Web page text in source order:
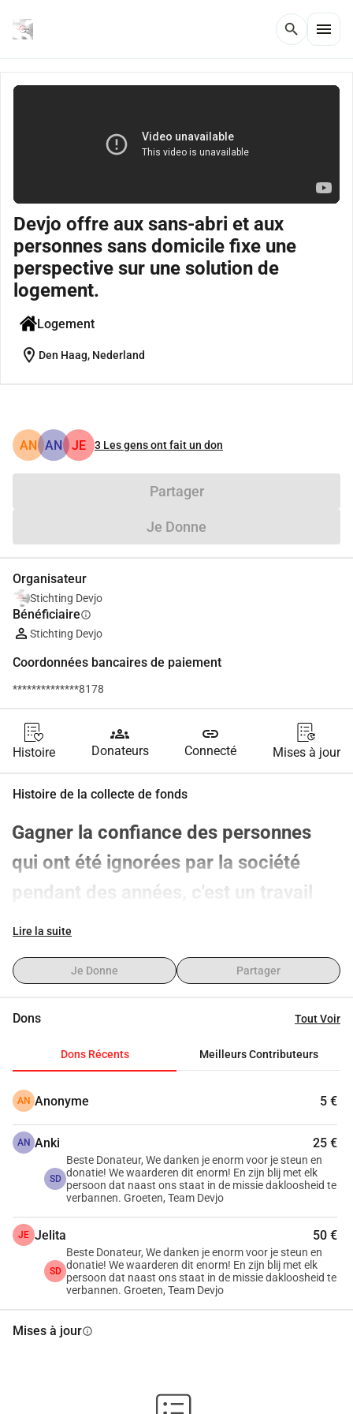
search menu
Devjo offre aux sans-abri et aux
personnes sans domicile fixe une
perspective sur une solution de
logement.
Logement
location_on Den Haag, Nederland
AN AN JE 3 Les gens ont fait un don
Partager
Je Donne
Organisateur
Stichting Devjo
Bénéficiaireinfo
Stichting Devjo
Coordonnées bancaires de paiement
**************8178
Histoire
groups
Donateurs
link
Connecté Mises à jour
Histoire de la collecte de fonds
Gagner la confiance des personnes
qui ont été ignorées par la société
pendant des années, c'est un travail
acharné...
La première rencontre avec les gens,
car c'est ce que Devjo fait, tout comme
les personnes que nous croisons au
réunions du conseil municipal. Cette
première rencontre se déroule souvent
dans des lieux où l'on ne va
généralement que si l'on est sans-abri.
Les camps de tentes où se trouvent
des personnes sans-abri dans la forêt
de La Haye, des endroits dans les
parcs et d'autres lieux secrets où
100 % Non lucratif
pure passion et conviction.
Lire la suite
Je Donne Partager
Dons Tout Voir
Dons Récents Meilleurs Contributeurs
AN Anonyme 5 €
AN Anki 25 €
SD
Beste Donateur, We danken je enorm voor je steun en
donatie! We waarderen dit enorm! En zijn blij met elk
persoon dat naast ons staat in de missie dakloosheid te
verbannen. Groeten, Team Devjo
JE Jelita 50 €
SD
Beste Donateur, We danken je enorm voor je steun en
donatie! We waarderen dit enorm! En zijn blij met elk
persoon dat naast ons staat in de missie dakloosheid te
verbannen. Groeten, Team Devjo
Mises à jourinfo